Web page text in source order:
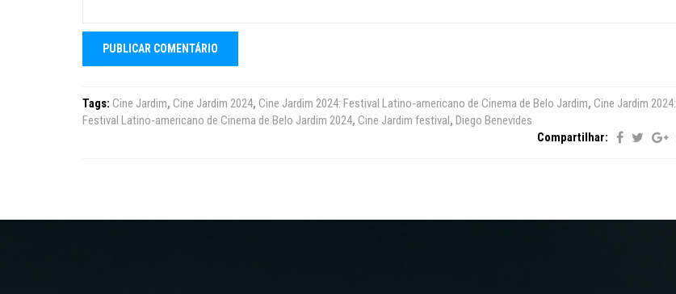
Tags: Cine Jardim, Cine Jardim 2024, Cine Jardim 2024: Festival Latino-americano de Cinema de Belo Jardim, Cine Jardim 2024:
Festival Latino-americano de Cinema de Belo Jardim 2024, Cine Jardim festival, Diego Benevides
Compartilhar: